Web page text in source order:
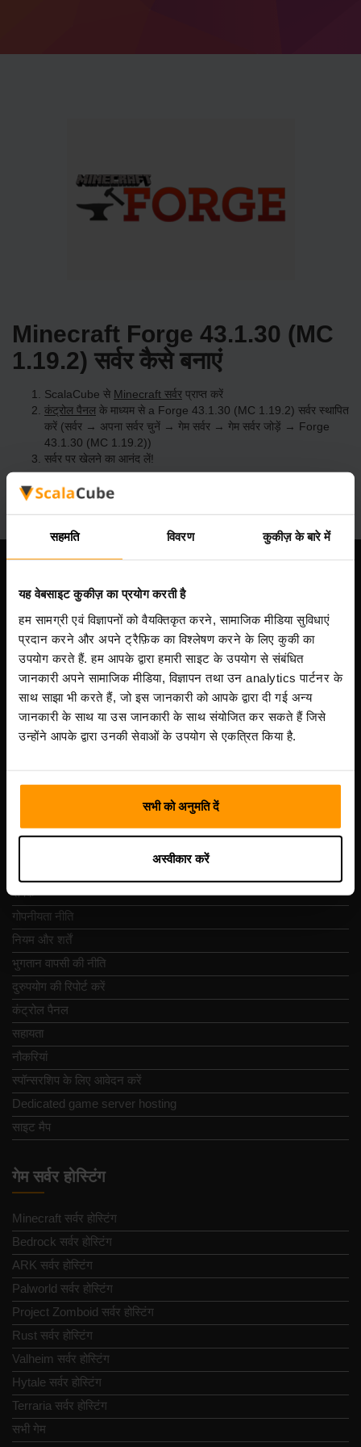
सहमति विवरण कुकीज़ के बारे में
यह वेबसाइट कुकीज़ का प्रयोग करती है
हम सामग्री एवं विज्ञापनों को वैयक्तिकृत करने, सामाजिक मीडिया सुविधाएं
प्रदान करने और अपने ट्रैफ़िक का विश्लेषण करने के लिए कुकी का
उपयोग करते हैं. हम आपके द्वारा हमारी साइट के उपयोग से संबंधित
जानकारी अपने सामाजिक मीडिया, विज्ञापन तथा उन analytics पार्टनर के
साथ साझा भी करते हैं, जो इस जानकारी को आपके द्वारा दी गई अन्य
जानकारी के साथ या उस जानकारी के साथ संयोजित कर सकते हैं जिसे
उन्होंने आपके द्वारा उनकी सेवाओं के उपयोग से एकत्रित किया है.
सभी को अनुमति दें
अस्वीकार करें
Minecraft Forge 43.1.30 (MC
1.19.2) सर्वर कैसे बनाएं
ScalaCube से Minecraft सर्वर प्राप्त करें
कंट्रोल पैनल के माध्यम से a Forge 43.1.30 (MC 1.19.2) सर्वर स्थापित
करें (सर्वर → अपना सर्वर चुनें → गेम सर्वर → गेम सर्वर जोड़ें → Forge
43.1.30 (MC 1.19.2))
सर्वर पर खेलने का आनंद लें!
Scalable Hosting Solutions OÜ
पंजीकरण कोड: 14652605
VAT संख्या: EE102133820
पता: Harju maakond, Tallinn, Kesklinna linnaosa,
Vesivärava tn 50-201, 10152
त्वरित नेविगेशन
संपर्क
गोपनीयता नीति
नियम और शर्तें
भुगतान वापसी की नीति
दुरुपयोग की रिपोर्ट करें
कंट्रोल पैनल
सहायता
नौकरियां
स्पॉन्सरशिप के लिए आवेदन करें
Dedicated game server hosting
साइट मैप
गेम सर्वर होस्टिंग
Minecraft सर्वर होस्टिंग
Bedrock सर्वर होस्टिंग
ARK सर्वर होस्टिंग
Palworld सर्वर होस्टिंग
Project Zomboid सर्वर होस्टिंग
Rust सर्वर होस्टिंग
Valheim सर्वर होस्टिंग
Hytale सर्वर होस्टिंग
Terraria सर्वर होस्टिंग
सभी गेम